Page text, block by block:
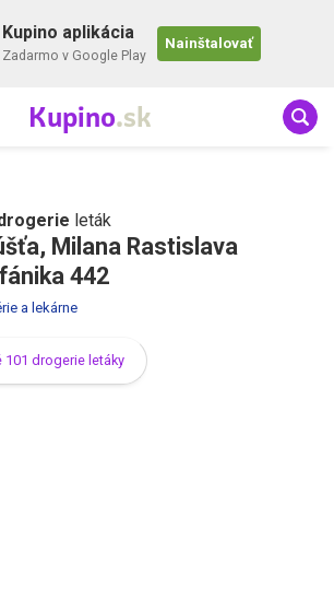
Kupino aplikácia
Zadarmo v Google Play
Nainštalovať
Kupino.sk
leták
Milana Rastislava
442
a lekárne
101 drogerie letáky